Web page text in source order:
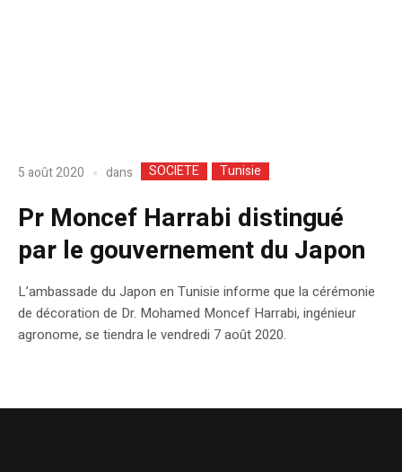
5 août 2020 dans SOCIETE Tunisie
Pr Moncef Harrabi distingué
par le gouvernement du Japon
L’ambassade du Japon en Tunisie informe que la cérémonie
de décoration de Dr. Mohamed Moncef Harrabi, ingénieur
agronome, se tiendra le vendredi 7 août 2020.